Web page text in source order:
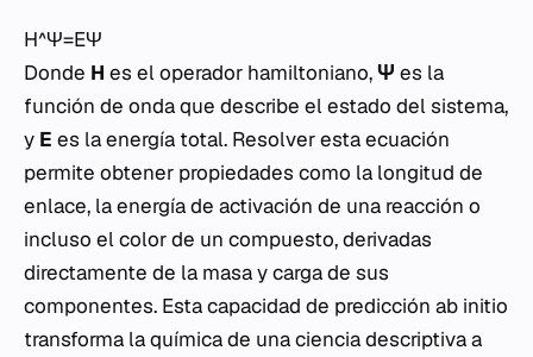
H^Ψ=EΨ
Donde H es el operador hamiltoniano, Ψ es la
función de onda que describe el estado del sistema,
y E es la energía total. Resolver esta ecuación
permite obtener propiedades como la longitud de
enlace, la energía de activación de una reacción o
incluso el color de un compuesto, derivadas
directamente de la masa y carga de sus
componentes. Esta capacidad de predicción ab initio
transforma la química de una ciencia descriptiva a